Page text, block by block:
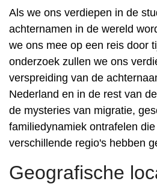
Als we ons verdiepen in de
achternamen in de wereld
we ons mee op een reis door
onderzoek zullen we ons
verspreiding van de
Nederland en in de rest van
de mysteries van migratie,
familiedynamiek ontrafelen
verschillende regio's hebben
Geografische